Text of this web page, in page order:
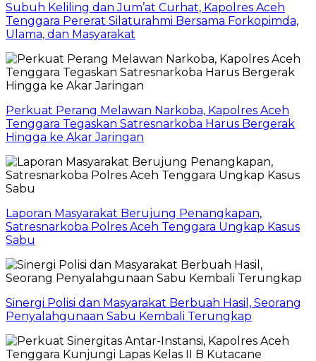
Subuh Keliling dan Jum’at Curhat, Kapolres Aceh
Tenggara Pererat Silaturahmi Bersama Forkopimda,
Ulama, dan Masyarakat
Perkuat Perang Melawan Narkoba, Kapolres Aceh
Tenggara Tegaskan Satresnarkoba Harus Bergerak
Hingga ke Akar Jaringan
Laporan Masyarakat Berujung Penangkapan,
Satresnarkoba Polres Aceh Tenggara Ungkap Kasus
Sabu
Sinergi Polisi dan Masyarakat Berbuah Hasil, Seorang
Penyalahgunaan Sabu Kembali Terungkap